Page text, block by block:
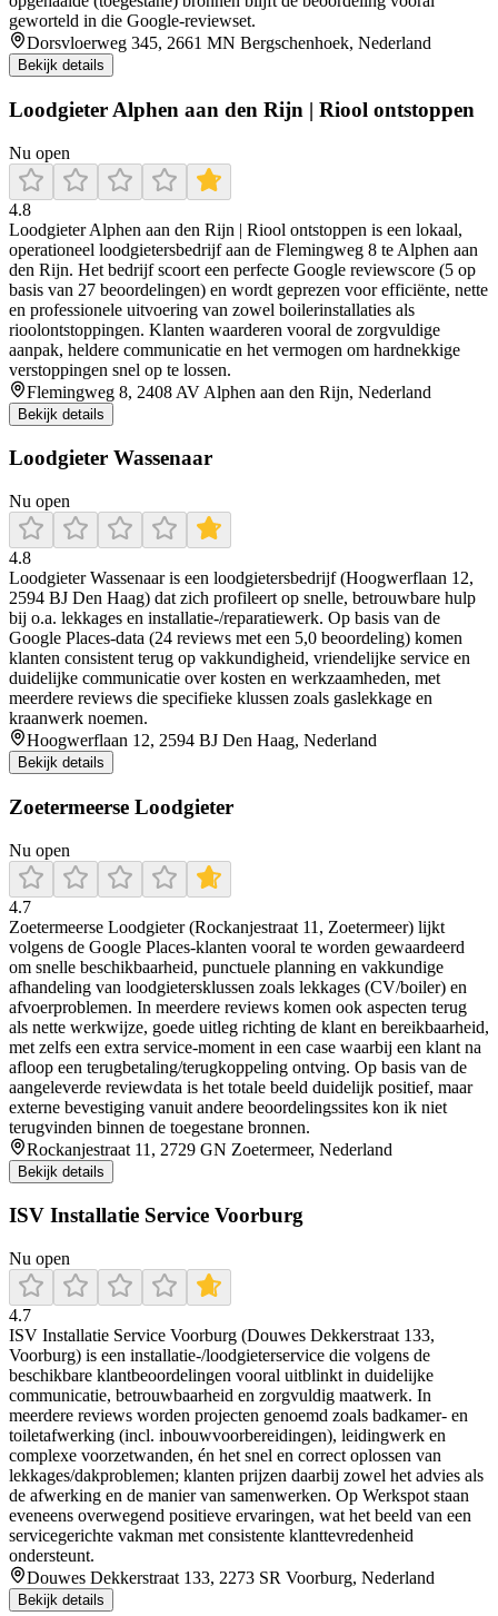
geworteld in die Google-reviewset.
Dorsvloerweg 345, 2661 MN Bergschenhoek, Nederland
Bekijk details
Loodgieter Alphen aan den Rijn | Riool ontstoppen
Nu open
4.8
Loodgieter Alphen aan den Rijn | Riool ontstoppen is een lokaal,
operationeel loodgietersbedrijf aan de Flemingweg 8 te Alphen aan
den Rijn. Het bedrijf scoort een perfecte Google reviewscore (5 op
basis van 27 beoordelingen) en wordt geprezen voor efficiënte, nette
en professionele uitvoering van zowel boilerinstallaties als
rioolontstoppingen. Klanten waarderen vooral de zorgvuldige
aanpak, heldere communicatie en het vermogen om hardnekkige
verstoppingen snel op te lossen.
Flemingweg 8, 2408 AV Alphen aan den Rijn, Nederland
Bekijk details
Loodgieter Wassenaar
Nu open
4.8
Loodgieter Wassenaar is een loodgietersbedrijf (Hoogwerflaan 12,
2594 BJ Den Haag) dat zich profileert op snelle, betrouwbare hulp
bij o.a. lekkages en installatie-/reparatiewerk. Op basis van de
Google Places-data (24 reviews met een 5,0 beoordeling) komen
klanten consistent terug op vakkundigheid, vriendelijke service en
duidelijke communicatie over kosten en werkzaamheden, met
meerdere reviews die specifieke klussen zoals gaslekkage en
kraanwerk noemen.
Hoogwerflaan 12, 2594 BJ Den Haag, Nederland
Bekijk details
Zoetermeerse Loodgieter
Nu open
4.7
Zoetermeerse Loodgieter (Rockanjestraat 11, Zoetermeer) lijkt
volgens de Google Places-klanten vooral te worden gewaardeerd
om snelle beschikbaarheid, punctuele planning en vakkundige
afhandeling van loodgietersklussen zoals lekkages (CV/boiler) en
afvoerproblemen. In meerdere reviews komen ook aspecten terug
als nette werkwijze, goede uitleg richting de klant en bereikbaarheid,
met zelfs een extra service-moment in een case waarbij een klant na
afloop een terugbetaling/terugkoppeling ontving. Op basis van de
aangeleverde reviewdata is het totale beeld duidelijk positief, maar
externe bevestiging vanuit andere beoordelingssites kon ik niet
terugvinden binnen de toegestane bronnen.
Rockanjestraat 11, 2729 GN Zoetermeer, Nederland
Bekijk details
ISV Installatie Service Voorburg
Nu open
4.7
ISV Installatie Service Voorburg (Douwes Dekkerstraat 133,
Voorburg) is een installatie-/loodgieterservice die volgens de
beschikbare klantbeoordelingen vooral uitblinkt in duidelijke
communicatie, betrouwbaarheid en zorgvuldig maatwerk. In
meerdere reviews worden projecten genoemd zoals badkamer- en
toiletafwerking (incl. inbouwvoorbereidingen), leidingwerk en
complexe voorzetwanden, én het snel en correct oplossen van
lekkages/dakproblemen; klanten prijzen daarbij zowel het advies als
de afwerking en de manier van samenwerken. Op Werkspot staan
eveneens overwegend positieve ervaringen, wat het beeld van een
servicegerichte vakman met consistente klanttevredenheid
ondersteunt.
Douwes Dekkerstraat 133, 2273 SR Voorburg, Nederland
Bekijk details